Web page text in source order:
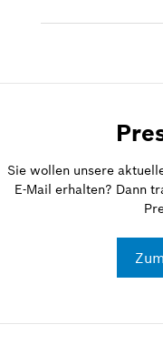
Sie wollen unsere
E-Mail erhalten? Dann